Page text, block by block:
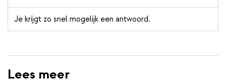
Je krijgt zo snel mogelijk een antwoord.
Lees meer